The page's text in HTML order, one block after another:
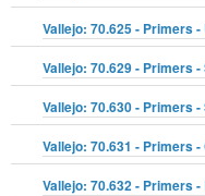
Vallejo: 70.625 - Primers
Vallejo: 70.629 - Primers -
Vallejo: 70.630 - Primers
Vallejo: 70.631 - Primers
Vallejo: 70.632 - Primers